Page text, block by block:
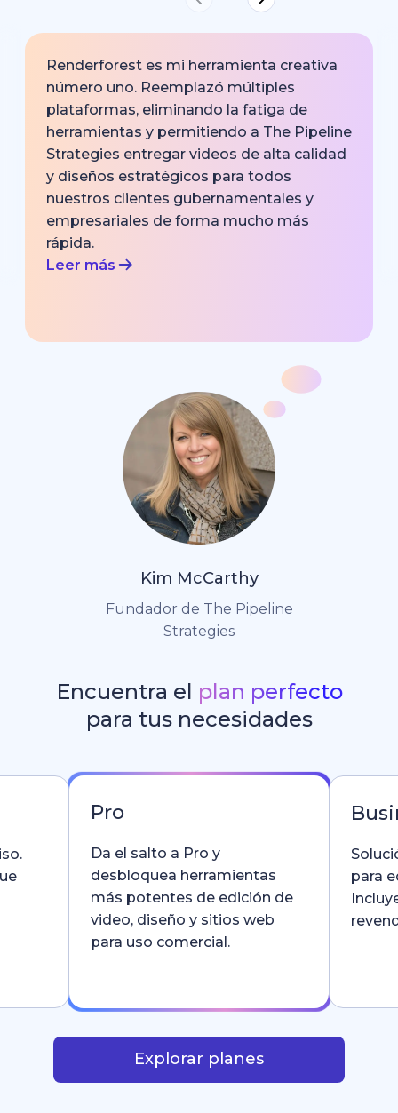
Renderforest es mi herramienta creativa
número uno. Reemplazó múltiples
plataformas, eliminando la fatiga de
herramientas y permitiendo a The Pipeline
Strategies entregar videos de alta calidad
y diseños estratégicos para todos
nuestros clientes gubernamentales y
empresariales de forma mucho más
rápida.
Leer más
Kim McCarthy
Fundador de The Pipeline
Strategies
Encuentra el plan perfecto
para tus necesidades
Pro
Da el salto a Pro y
desbloquea herramientas
más potentes de edición de
video, diseño y sitios web
para uso comercial.
para
Explorar planes